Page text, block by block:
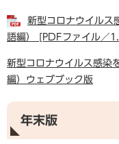
新型コロナウイルス
語編） [PDFファイル／
新型コロナウイルス感染
編）ウェブブック版
年末版